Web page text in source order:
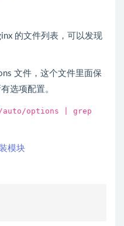
的文件列表，可以发现
文件，这个文件里面保
选项配置。
options | grep
模块